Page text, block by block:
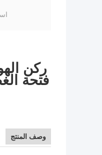
فتحة الغطاء
وصف المنتج